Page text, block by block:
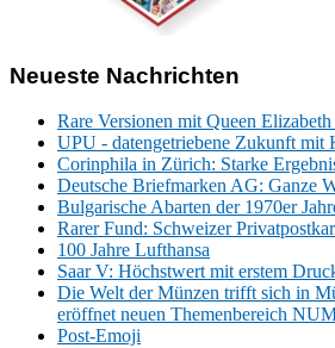
Neueste Nachrichten
Rare Versionen mit Queen
UPU - datengetriebene Zukunft mit
Corinphila in Zürich: Starke
Deutsche Briefmarken AG: Ganze
Bulgarische Abarten der 1970er
Rarer Fund: Schweizer
100 Jahre Lufthansa
Saar V: Höchstwert mit erstem
Die Welt der Münzen trifft sich in
eröffnet neuen Themenbereich
Post-Emoji